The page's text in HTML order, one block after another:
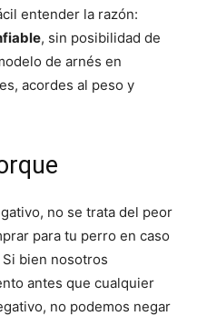
entender la razón:
, sin posibilidad de
de arnés en
acordes al peso y
no se trata del peor
para tu perro en caso
bien nosotros
antes que cualquier
no podemos negar